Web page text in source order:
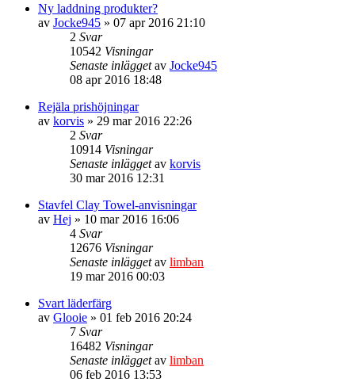
Ny laddning produkter?
av Jocke945 » 07 apr 2016 21:10
2 Svar
10542 Visningar
Senaste inläggetav Jocke945
08 apr 2016 18:48
Rejäla prishöjningar
av korvis » 29 mar 2016 22:26
2 Svar
10914 Visningar
Senaste inläggetav korvis
30 mar 2016 12:31
Stavfel Clay Towel-anvisningar
av Hej » 10 mar 2016 16:06
4 Svar
12676 Visningar
Senaste inläggetav limban
19 mar 2016 00:03
Svart läderfärg
av Glooie » 01 feb 2016 20:24
7 Svar
16482 Visningar
Senaste inläggetav limban
06 feb 2016 13:53